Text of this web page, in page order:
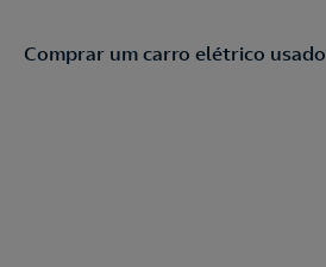
Comprar um carro elétrico usado